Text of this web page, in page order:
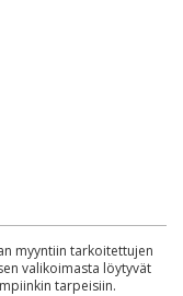
myyntiin tarkoitettujen
valikoimasta löytyvät
tarpeisiin.